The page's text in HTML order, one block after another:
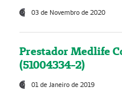
03 de Novembro de 2020
Prestador Medlife
(51004334-2)
01 de Janeiro de 2019